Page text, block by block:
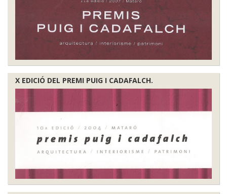
X EDICIÓ DEL PREMI PUIG I CADAFALCH.